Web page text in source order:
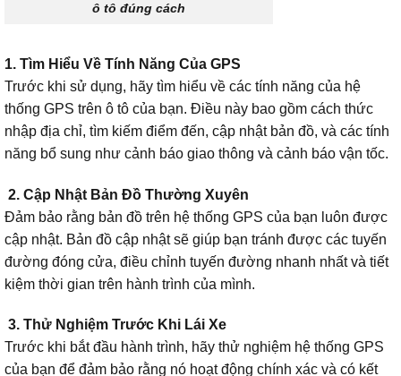
ô tô đúng cách
1. Tìm Hiểu Về Tính Năng Của GPS
Trước khi sử dụng, hãy tìm hiểu về các tính năng của hệ
thống GPS trên ô tô của bạn. Điều này bao gồm cách thức
nhập địa chỉ, tìm kiếm điểm đến, cập nhật bản đồ, và các tính
năng bổ sung như cảnh báo giao thông và cảnh báo vận tốc.
2. Cập Nhật Bản Đồ Thường Xuyên
Đảm bảo rằng bản đồ trên hệ thống GPS của bạn luôn được
cập nhật. Bản đồ cập nhật sẽ giúp bạn tránh được các tuyến
đường đóng cửa, điều chỉnh tuyến đường nhanh nhất và tiết
kiệm thời gian trên hành trình của mình.
3. Thử Nghiệm Trước Khi Lái Xe
Trước khi bắt đầu hành trình, hãy thử nghiệm hệ thống GPS
của bạn để đảm bảo rằng nó hoạt động chính xác và có kết